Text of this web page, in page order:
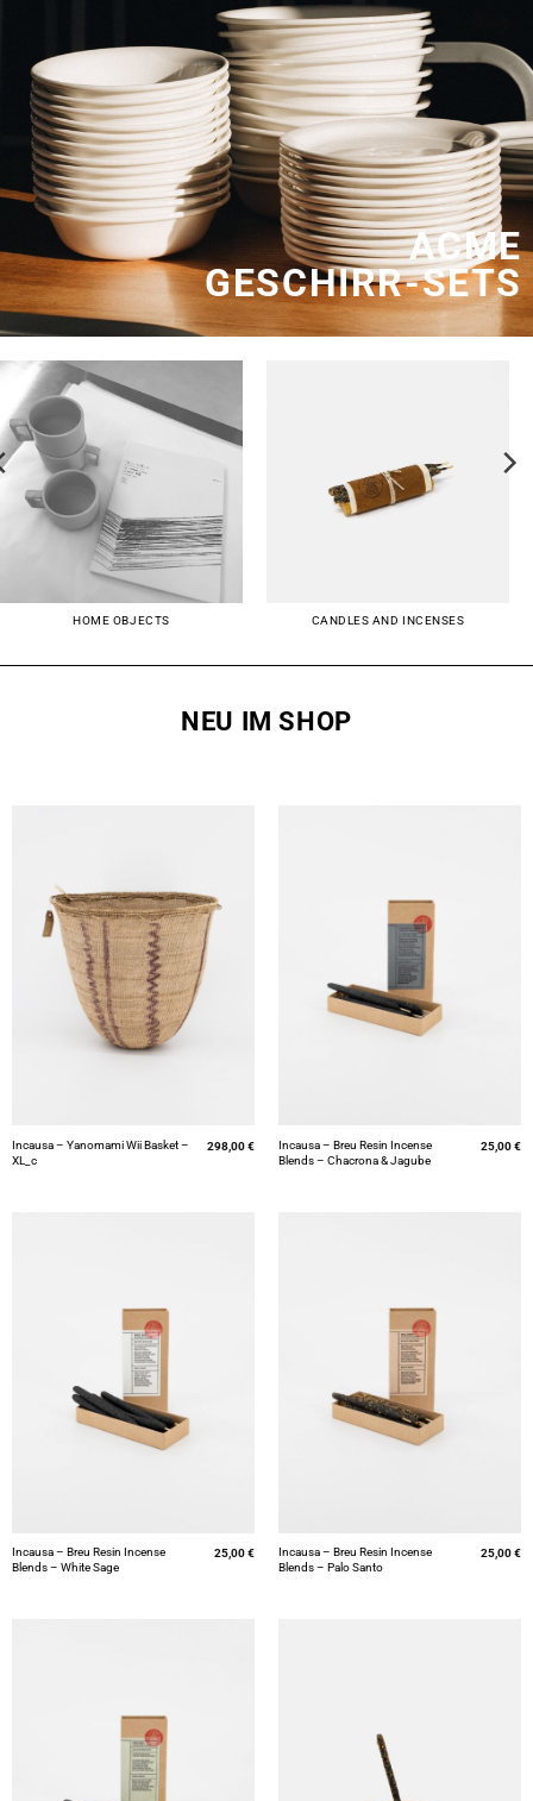
ACME
GESCHIRR-SETS
HOME OBJECTS CANDLES AND INCENSES
NEU IM SHOP
Incausa – Yanomami Wii Basket –
XL_c
298,00€
Incausa – Breu Resin Incense
Blends – Chacrona & Jagube
25,00€
Incausa – Breu Resin Incense
Blends – White Sage
25,00€
Incausa – Breu Resin Incense
Blends – Palo Santo
25,00€